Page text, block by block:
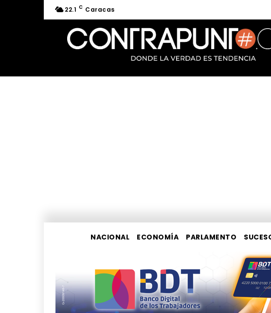
22.1 C Caracas
NACIONAL ECONOMÍA PARLAMENTO